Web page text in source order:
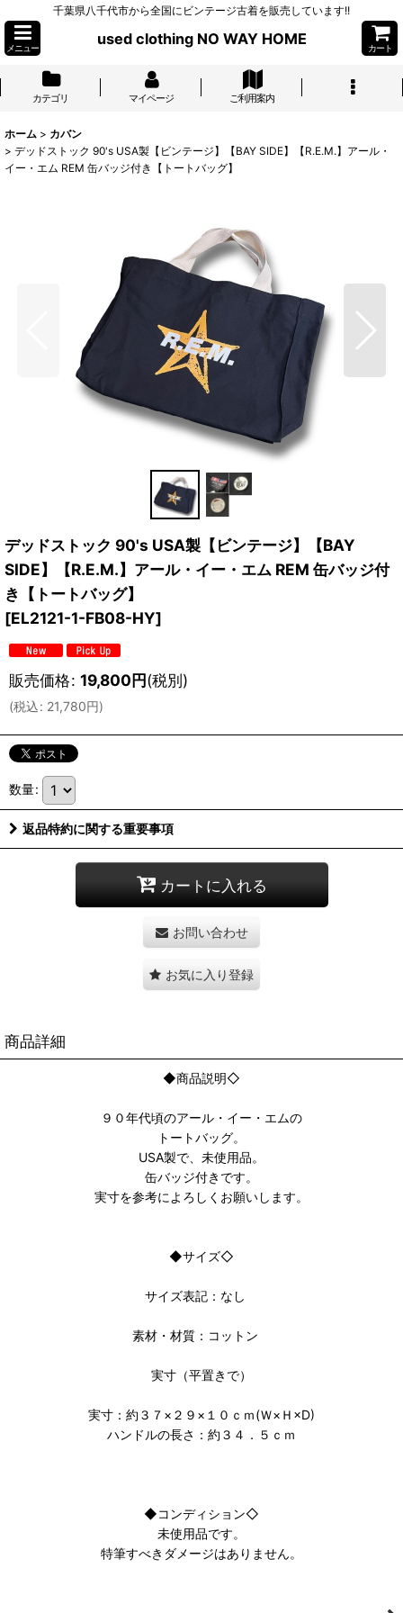
千葉県八千代市から全国にビンテージ古着を販売しています!!
メニュー
used clothing NO WAY HOME
カート
カテゴリ マイページ ご利用案内
ホーム > カバン
> デッドストック 90's USA製【ビンテージ】【BAY SIDE】【R.E.M.】アール・
イー・エム REM 缶バッジ付き【トートバッグ】
デッドストック 90's USA製【ビンテージ】【BAY
SIDE】【R.E.M.】アール・イー・エム REM 缶バッジ付
き【トートバッグ】
[EL2121-1-FB08-HY]
販売価格: 19,800円(税別)
(税込: 21,780円)
数量:
返品特約に関する重要事項
カートに入れる
お問い合わせ
お気に入り登録
商品詳細
◆商品説明◇
９０年代頃のアール・イー・エムの
トートバッグ。
USA製で、未使用品。
缶バッジ付きです。
実寸を参考によろしくお願いします。
◆サイズ◇
サイズ表記：なし
素材・材質：コットン
実寸（平置きで）
実寸：約３７×２９×１０ｃｍ(Ｗ×Ｈ×D)
ハンドルの長さ：約３４．５ｃｍ
◆コンディション◇
未使用品です。
特筆すべきダメージはありません。